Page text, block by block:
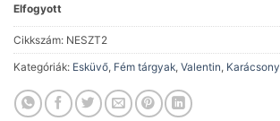
was:
500 Ft.
is:
Elfogyott
Cikkszám: NESZT2
Kategóriák: Esküvő Fém tárgyak Valentin Karácsony